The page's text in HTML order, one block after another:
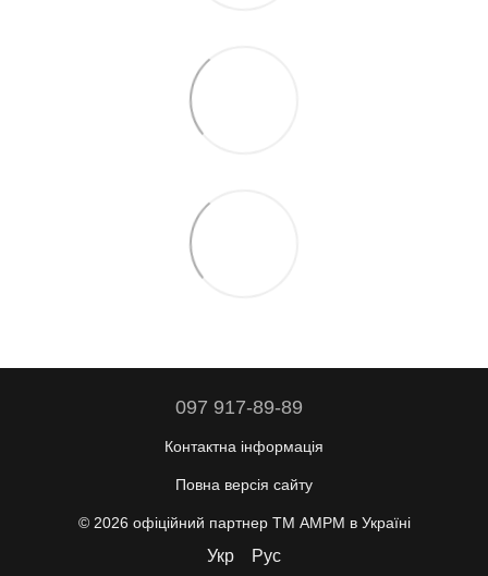
097 917-89-89
Контактна інформація
Повна версія сайту
© 2026 офіційний партнер ТМ AMPM в Україні
Укр Рус